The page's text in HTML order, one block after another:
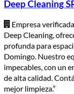
Deep Cleaning
Empresa verificada
Deep Cleaning,
profunda para
Domingo. Nuestro
impecables, con un
de alta calidad.
mejor limpieza.”